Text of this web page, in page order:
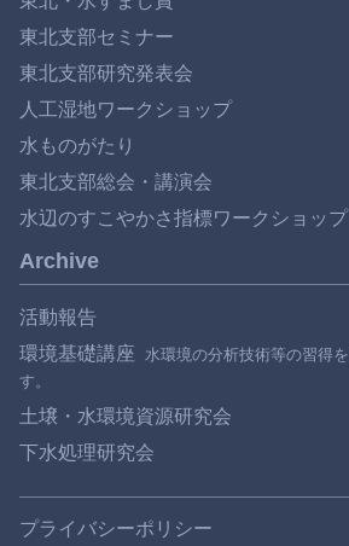
東北支部セミナー
東北支部研究発表会
人工湿地ワークショップ
水ものがたり
東北支部総会・講演会
水辺のすこやかさ指標ワークショップ
Archive
活動報告
環境基礎講座
土壌・水環境資源研究会
下水処理研究会
プライバシーポリシー